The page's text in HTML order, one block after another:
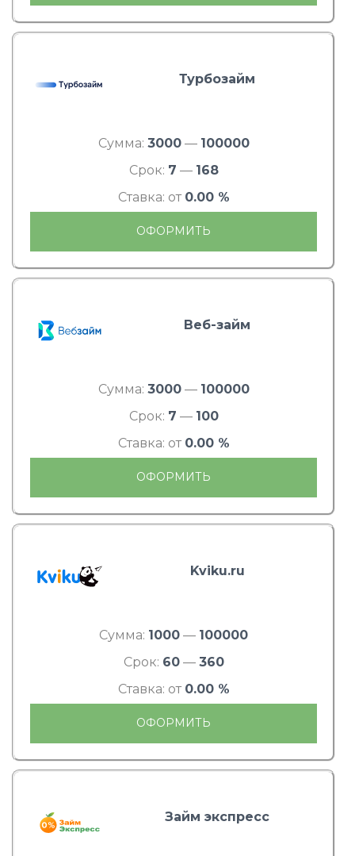
Турбозайм
Сумма: 3000— 100000
Срок: 7 — 168
Ставка: от 0.00 %
ОФОРМИТЬ
Веб-займ
Сумма: 3000— 100000
Срок: 7 — 100
Ставка: от 0.00 %
ОФОРМИТЬ
Kviku.ru
Сумма: 1000 — 100000
Срок: 60— 360
Ставка: от 0.00 %
ОФОРМИТЬ
Займ экспресс